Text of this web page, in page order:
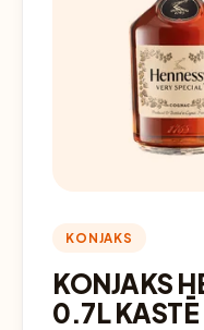
KONJAKS
KONJAKS
0.7L KASTĒ